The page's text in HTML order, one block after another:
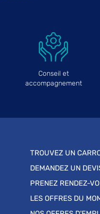
Conseil et
accompagnement
TROUVEZ UN
DEMANDEZ UN
PRENEZ RENDEZ-
LES OFFRES DU